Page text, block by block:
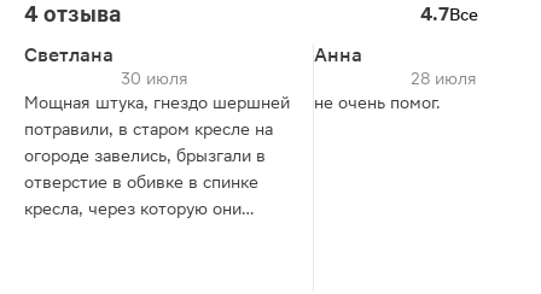
4 отзыва 4.7Все
Светлана
30 июля
Мощная штука, гнездо шершней
потравили, в старом кресле на
огороде завелись, брызгали в
отверстие в обивке в спинке
кресла, через которую они
Анна
28 июля
не очень помог.